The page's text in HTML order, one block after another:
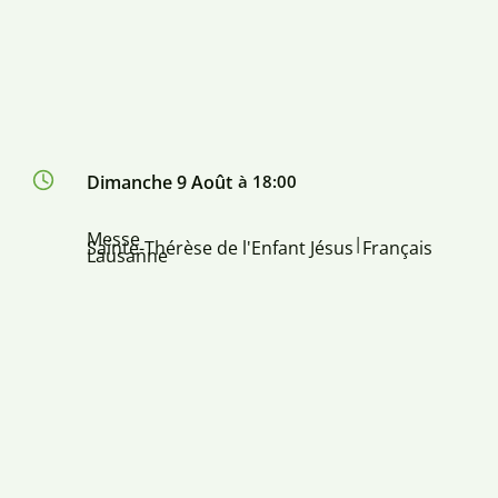
Dimanche 9 Août à 18:00
Messe
Sainte-Thérèse de l'Enfant Jésus | Français
Lausanne